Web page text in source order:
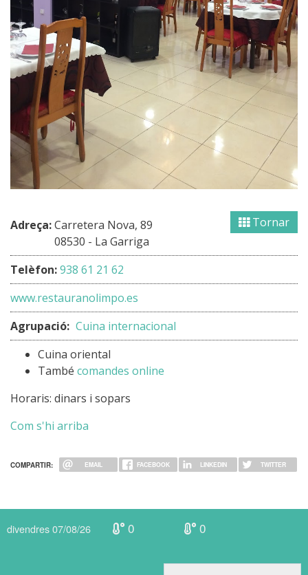
Tornar
Adreça:Carretera Nova, 89
08530 - La Garriga
Telèfon:938 61 21 62
www.restauranolimpo.es
Agrupació: Cuina internacional
Cuina oriental
També comandes online
Horaris: dinars i sopars
Com s'hi arriba
COMPARTIR: EMAIL FACEBOOK LINKEDIN TWITTER
divendres 07/08/26 0 0